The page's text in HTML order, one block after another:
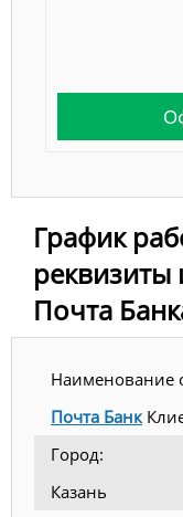
График
реквизиты
Почта
Наименование
Почта Банк
Город:
Казань